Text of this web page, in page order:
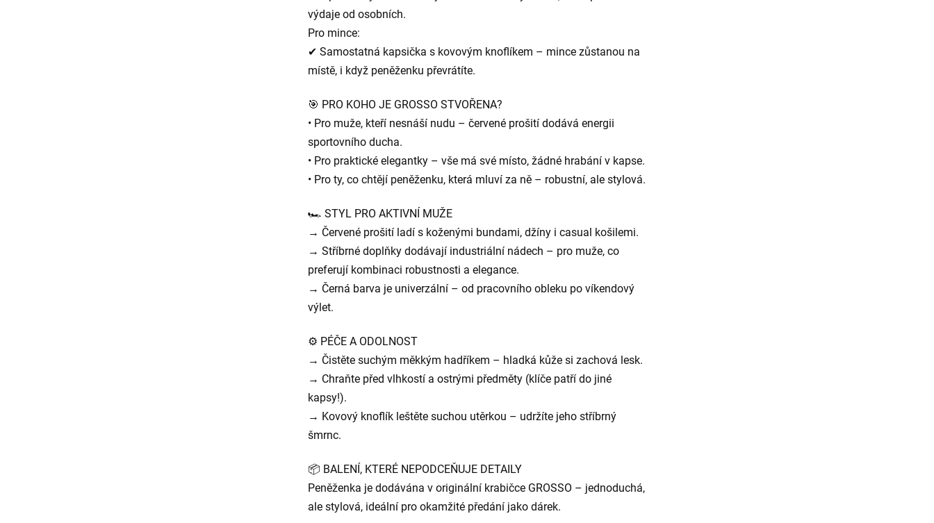
výdaje od osobních.
Pro mince:
✔ Samostatná kapsička s kovovým knoflíkem – mince zůstanou na
místě, i když peněženku převrátíte.
🎯 PRO KOHO JE GROSSO STVOŘENA?
• Pro muže, kteří nesnáší nudu – červené prošití dodává energii
sportovního ducha.
• Pro praktické elegantky – vše má své místo, žádné hrabání v kapse.
• Pro ty, co chtějí peněženku, která mluví za ně – robustní, ale stylová.
🏎️ STYL PRO AKTIVNÍ MUŽE
→ Červené prošití ladí s koženými bundami, džíny i casual košilemi.
→ Stříbrné doplňky dodávají industriální nádech – pro muže, co
preferují kombinaci robustnosti a elegance.
→ Černá barva je univerzální – od pracovního obleku po víkendový
výlet.
⚙️ PÉČE A ODOLNOST
→ Čistěte suchým měkkým hadříkem – hladká kůže si zachová lesk.
→ Chraňte před vlhkostí a ostrými předměty (klíče patří do jiné
kapsy!).
→ Kovový knoflík leštěte suchou utěrkou – udržíte jeho stříbrný
šmrnc.
📦 BALENÍ, KTERÉ NEPODCEŇUJE DETAILY
Peněženka je dodávána v originální krabičce GROSSO – jednoduchá,
ale stylová, ideální pro okamžité předání jako dárek.